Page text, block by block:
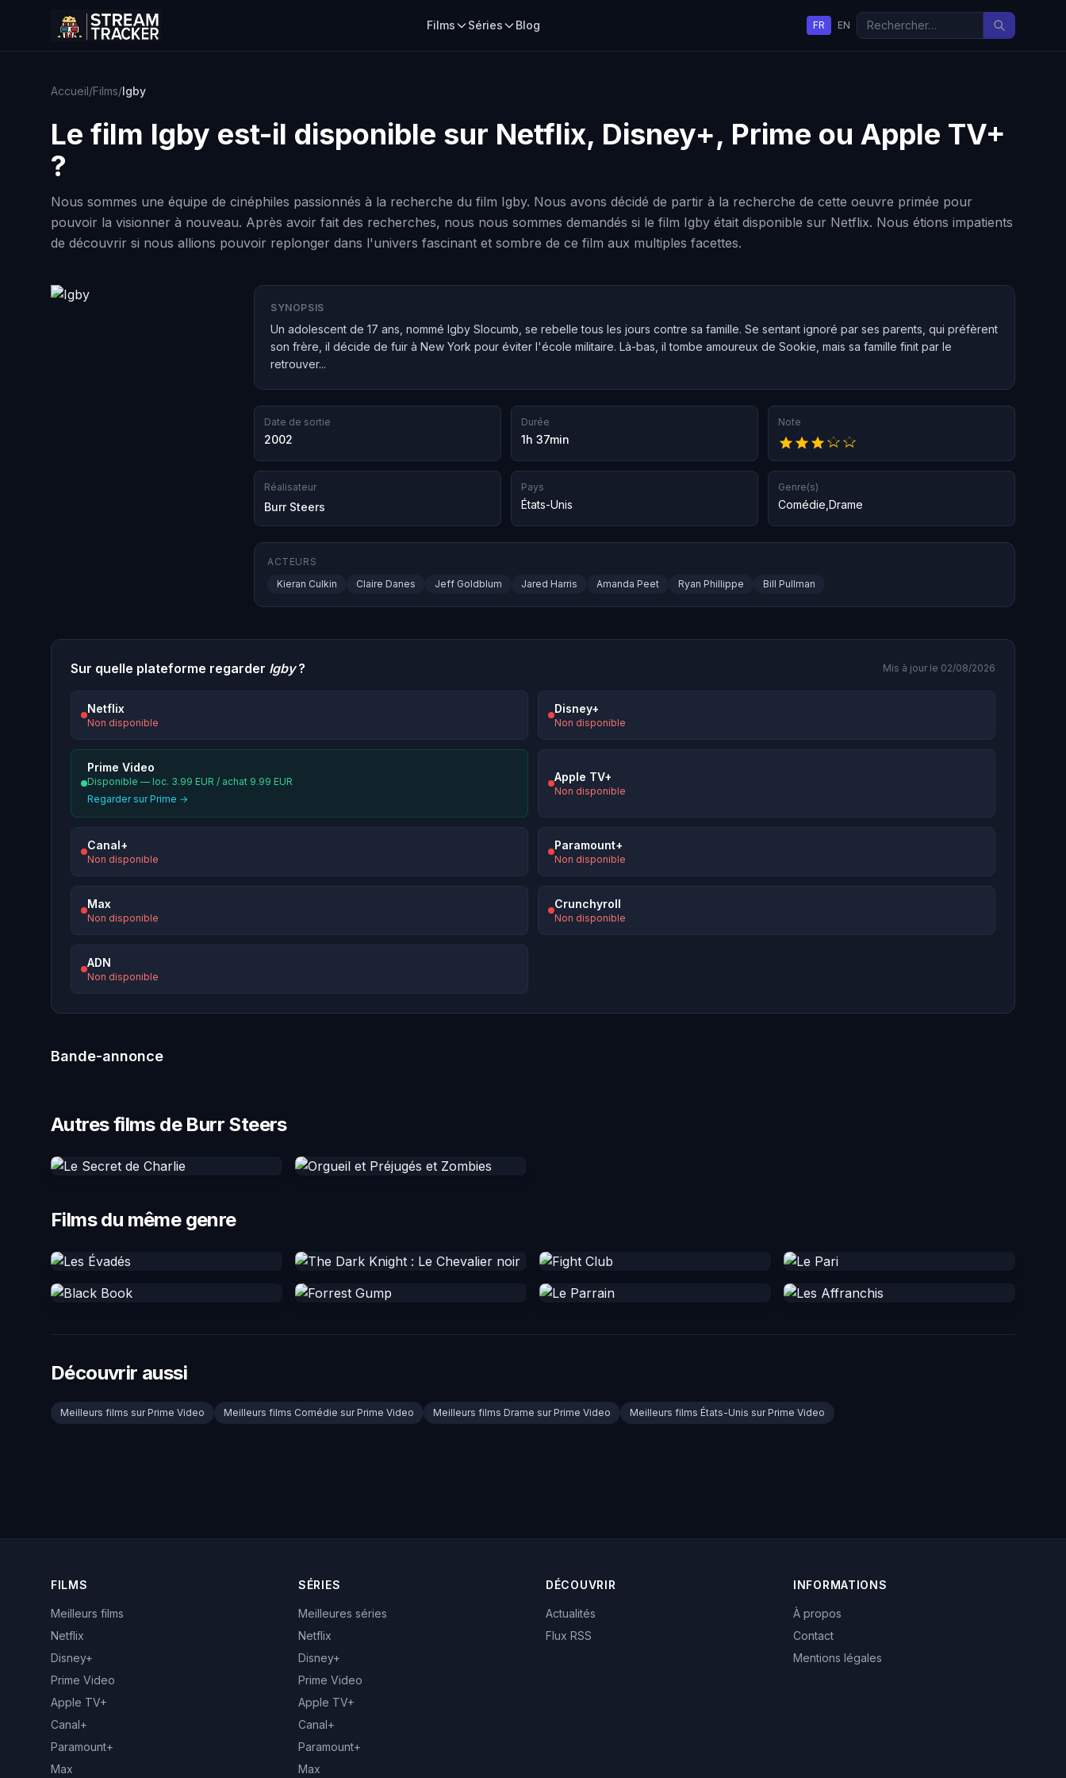
Films Séries Blog FR EN
Accueil/Films/Igby
Le film Igby est-il disponible sur Netflix, Disney+, Prime ou Apple TV+
?
Nous sommes une équipe de cinéphiles passionnés à la recherche du film Igby. Nous avons décidé de partir à la recherche de cette oeuvre primée pour
pouvoir la visionner à nouveau. Après avoir fait des recherches, nous nous sommes demandés si le film Igby était disponible sur Netflix. Nous étions impatients
de découvrir si nous allions pouvoir replonger dans l'univers fascinant et sombre de ce film aux multiples facettes.
SYNOPSIS
Un adolescent de 17 ans, nommé Igby Slocumb, se rebelle tous les jours contre sa famille. Se sentant ignoré par ses parents, qui préfèrent
son frère, il décide de fuir à New York pour éviter l'école militaire. Là-bas, il tombe amoureux de Sookie, mais sa famille finit par le
retrouver...
Date de sortie
2002
Durée
1h 37min
Note
Réalisateur
Burr Steers
Pays
États-Unis
Genre(s)
Comédie Drame
ACTEURS
Kieran Culkin
Claire Danes Jeff Goldblum Jared Harris Amanda Peet Ryan Phillippe Bill Pullman
Sur quelle plateforme regarder Igby? Mis à jour le 02/08/2026
Netflix
Non disponible
Disney+
Non disponible
Prime Video
Disponible — loc. 3.99 EUR / achat 9.99 EUR
Regarder sur Prime →
Apple TV+
Non disponible
Canal+
Non disponible
Paramount+
Non disponible
Max
Non disponible
Crunchyroll
Non disponible
ADN
Non disponible
Bande-annonce
Autres films de Burr Steers
Films du même genre
Découvrir aussi
Meilleurs films sur Prime Video Meilleurs films Comédie sur Prime Video Meilleurs films Drame sur Prime Video Meilleurs films États-Unis sur Prime Video
FILMS
Meilleurs films
Netflix
Disney+
Prime Video
Apple TV+
Canal+
Paramount+
Max
SÉRIES
Meilleures séries
Netflix
Disney+
Prime Video
Apple TV+
Canal+
Paramount+
Max
DÉCOUVRIR
Actualités
Flux RSS
INFORMATIONS
À propos
Contact
Mentions légales